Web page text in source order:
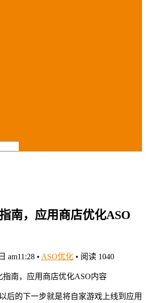
南，应用商店优化ASO
am11:28 • ASO优化 • 阅读 1040
后的下一步就是将自家游戏上线到应用